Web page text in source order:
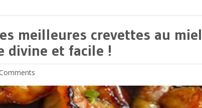
meilleures crevettes au miel
divine et facile !